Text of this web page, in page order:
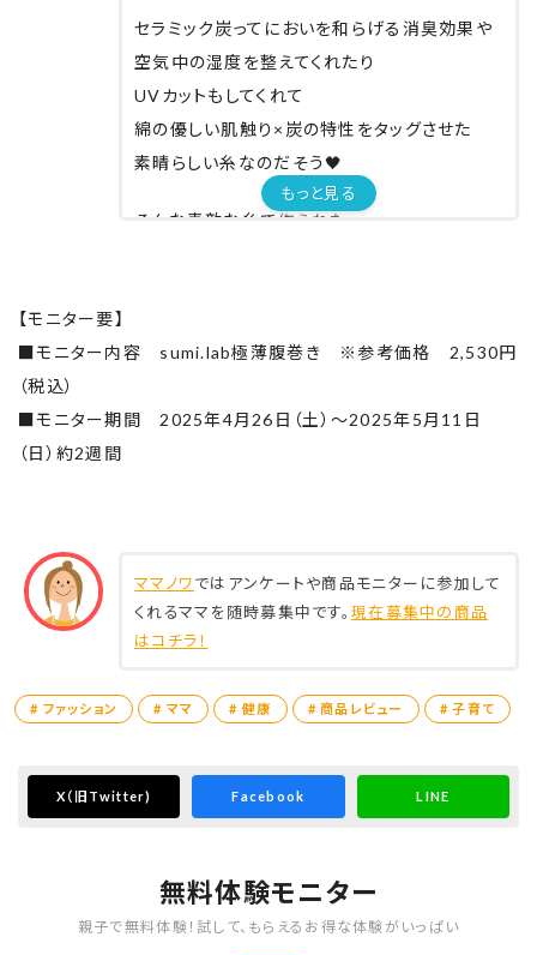
セラミック炭ってにおいを和らげる消臭効果や
空気中の湿度を整えてくれたり
UVカットもしてくれて
綿の優しい肌触り×炭の特性をタッグさせた
素晴らしい糸なのだそう🖤
そんな素敵な糸で作られた
体冷えちゃう～って方も多いのでは？🥺
極薄だからごわつきもなく
もっと見る
【モニター要】
■モニター内容 sumi.lab極薄腹巻き ※参考価格 2,530円
（税込）
■モニター期間 2025年4月26日（土）～2025年5月11日
（日）約2週間
ママノワではアンケートや商品モニターに参加して
くれるママを随時募集中です。 現在募集中の商品
はコチラ！
# ファッション # ママ # 健康 # 商品レビュー # 子育て
X （旧Twitter) Facebook LINE
無料体験モニター
親子で無料体験！試して、もらえるお得な体験がいっぱい